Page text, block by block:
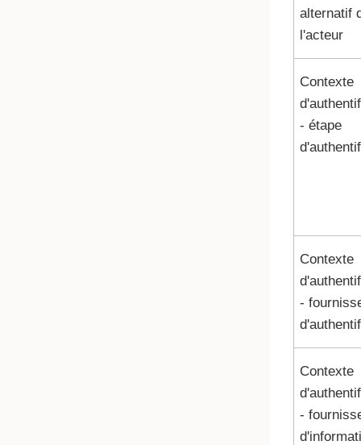
alternatif
l'acteur
Contexte
- étape
Contexte
-
Contexte
-